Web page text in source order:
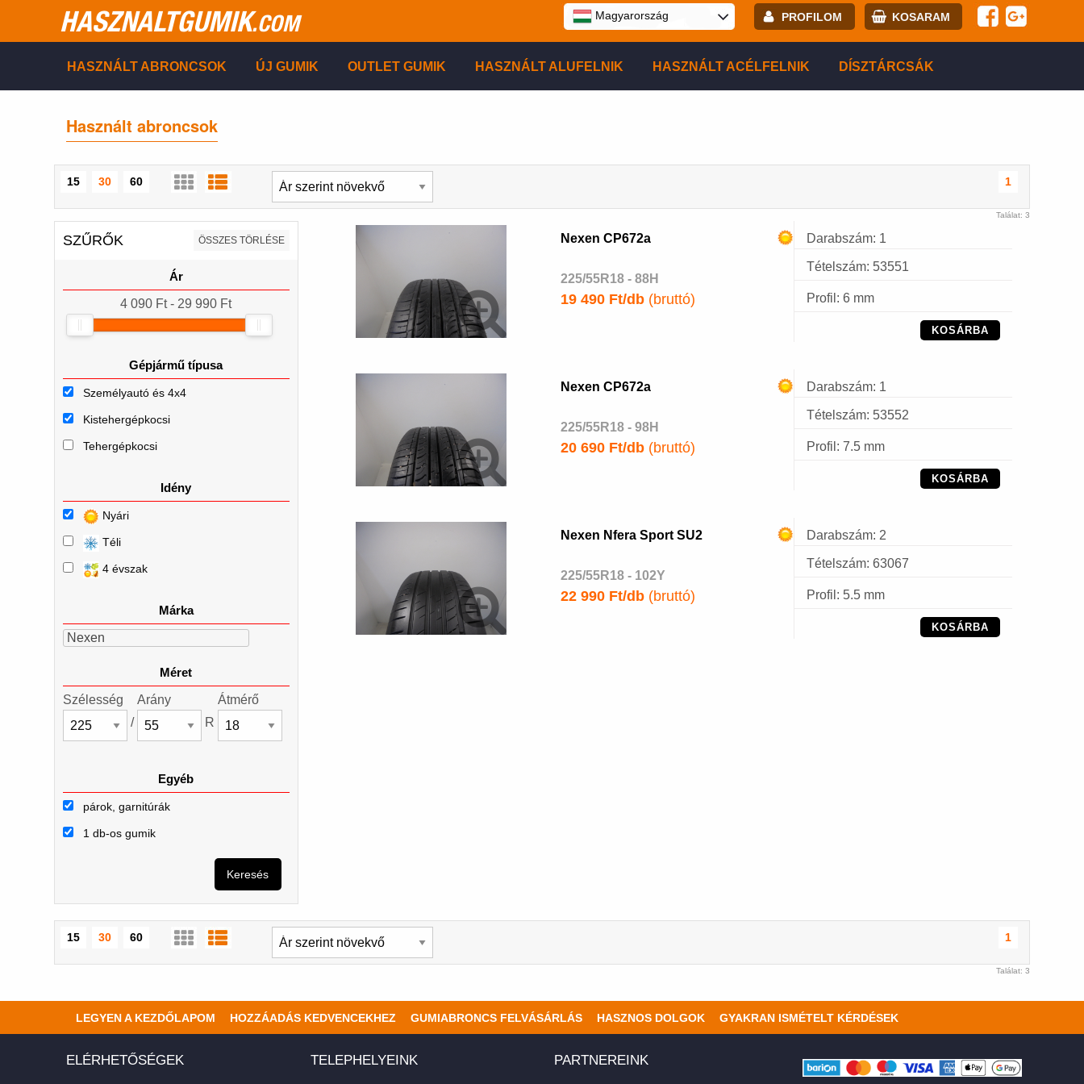
HASZNALTGUMIK.COM PROFILOM KOSARAM
Regisztráció BELÉPÉS
Magyarország
HASZNÁLT ABRONCSOK ÚJ GUMIK OUTLET GUMIK HASZNÁLT ALUFELNIK HASZNÁLT ACÉLFELNIK DÍSZTÁRCSÁK
Használt abroncsok
15 30 60 1
Találat: 3
SZŰRŐK ÖSSZES TÖRLÉSE
Ár
4 090 Ft - 29 990 Ft
Gépjármű típusa
Személyautó és 4x4
Kistehergépkocsi
Tehergépkocsi
Idény
Nyári
Téli
4 évszak
Márka
Nexen
Méret
Szélesség
/
Arány
R
Átmérő
Egyéb
párok, garnitúrák
1 db-os gumik
Keresés
Nexen CP672a
225/55R18 - 88H
19 490 Ft/db(bruttó)
Darabszám: 1
Tételszám: 53551
Profil: 6 mm
KOSÁRBA
Nexen CP672a
225/55R18 - 98H
20 690 Ft/db(bruttó)
Darabszám: 1
Tételszám: 53552
Profil: 7.5 mm
KOSÁRBA
Nexen Nfera Sport SU2
225/55R18 - 102Y
22 990 Ft/db(bruttó)
Darabszám: 2
Tételszám: 63067
Profil: 5.5 mm
KOSÁRBA
15 30 60 1
Találat: 3
LEGYEN A KEZDŐLAPOM HOZZÁADÁS KEDVENCEKHEZ GUMIABRONCS FELVÁSÁRLÁS HASZNOS DOLGOK GYAKRAN ISMÉTELT KÉRDÉSEK
ELÉRHETŐSÉGEK TELEPHELYEINK PARTNEREINK